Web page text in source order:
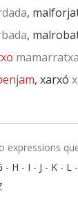
,
,
mamarratxa
, xarxó
expressions
- H - I - J - K - L -